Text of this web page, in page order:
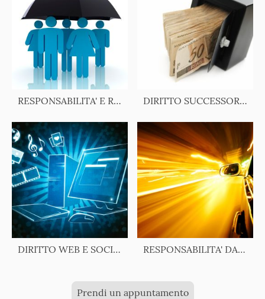
RESPONSABILITA' E RISARCIMENTO DIRITTO SUCCESSORIO
DIRITTO WEB E SOCIAL NETWORK RESPONSABILITA' DA CIRCOLAZIONE STRADALE
Prendi un appuntamento